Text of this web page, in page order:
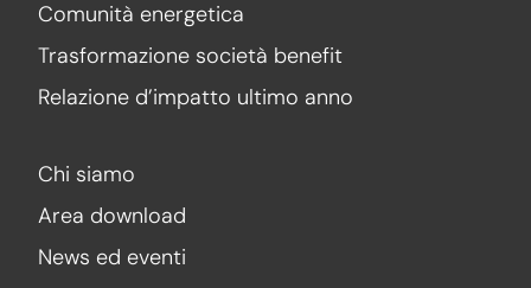
Comunità energetica
Trasformazione società benefit
Relazione d’impatto ultimo anno
Chi siamo
Area download
News ed eventi